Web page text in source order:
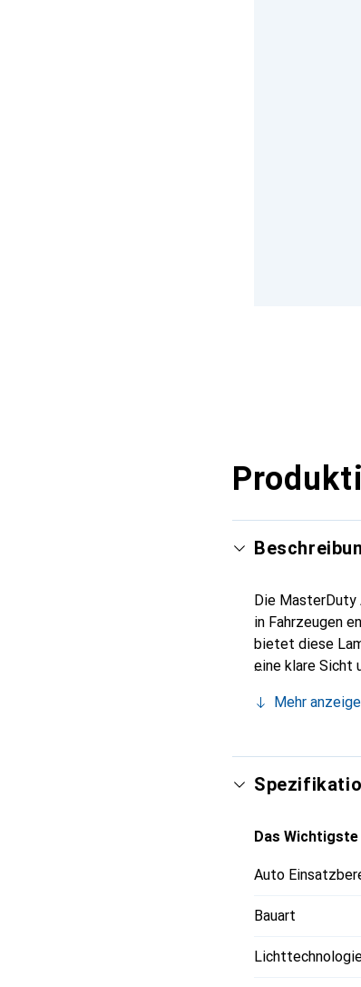
Die MasterDuty
in Fahrzeugen
bietet diese
eine klare Sicht
Einsatz in
zudem für
Produkte
Mehr
Das
Auto
Bauart